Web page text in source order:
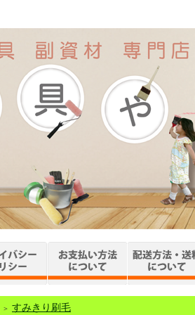
＞ すみきり刷毛